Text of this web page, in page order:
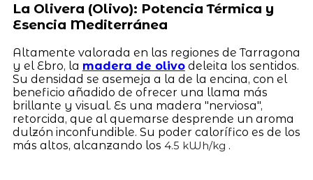
La Olivera (Olivo): Potencia Térmica y
Esencia Mediterránea
Altamente valorada en las regiones de Tarragona
y el Ebro, la madera de olivodeleita los sentidos.
Su densidad se asemeja a la de la encina, con el
beneficio añadido de ofrecer una llama más
brillante y visual. Es una madera "nerviosa",
retorcida, que al quemarse desprende un aroma
dulzón inconfundible. Su poder calorífico es de los
más altos, alcanzando los 4.5 kWh/kg .